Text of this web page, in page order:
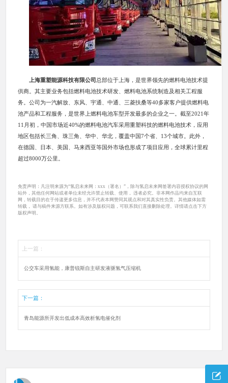
上海重塑能源科技有限公司 总部位于上海，是世界领先的燃料电池技术提
供商。其主要业务包括燃料电池技术研发、燃料电池系统制造及相关工程服
务。公司为一汽解放、东风、宇通、中通、三菱扶桑等40多家客户提供燃料电
池产品和工程服务，是世界上燃料电池车型开发最多的企业之一。截至2021年
11月初，中国市场近40%的燃料电池汽车采用重塑科技的燃料电池技术，应用
地区包括长三角、珠三角、华中、华北，覆盖中国7个省、13个城市。此外，
在德国、日本、美国、马来西亚等国外市场也形成了项目应用，全球累计里程
超过8000万公里。
免责声明：凡注明来源为“氢启未来网：xxx（署名）”，除与氢启未来网签署内容授权协议的网
站外，其他任何网站或者单位未经允许禁止转载、使用， 违者必究。非本网作品均来自互联
网，转载目的在于传递更多信息，并不代表本网赞同其观点和对其真实性负责。其他媒体如需
转载， 请与稿件来源方联系。如有涉及版权问题，可联系我们直接删除处理。详情请点击下方
版权声明。
上一篇：
公交车采用氢能，康普锐斯自主研发液驱氢气压缩机
下一篇：
青岛能源所开发出低成本高效析氢电催化剂